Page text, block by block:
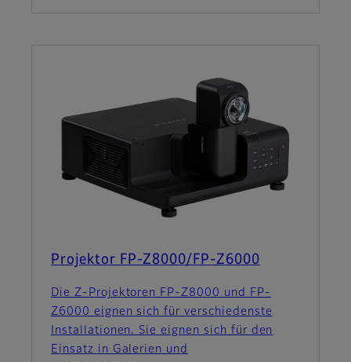
Projektor FP-Z8000/FP-Z6000
Die Z-Projektoren FP-Z8000 und FP-
Z6000 eignen sich für verschiedenste
Installationen. Sie eignen sich für den
Einsatz in Galerien und